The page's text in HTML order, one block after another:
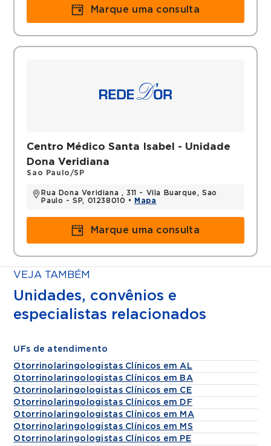
Marque uma consulta
Centro Médico Santa Isabel - Unidade
Dona Veridiana
Sao Paulo/SP
Rua Dona Veridiana , 311 - Vila Buarque, Sao
Paulo - SP, 01238010 •
Mapa
Marque uma consulta
VEJA TAMBÉM
Unidades, convênios e
especialistas relacionados
UFs de atendimento
Otorrinolaringologistas Clínicos em AL
Otorrinolaringologistas Clínicos em BA
Otorrinolaringologistas Clínicos em CE
Otorrinolaringologistas Clínicos em DF
Otorrinolaringologistas Clínicos em MA
Otorrinolaringologistas Clínicos em MS
Otorrinolaringologistas Clínicos em PE